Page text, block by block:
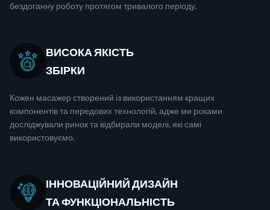
бездоганну роботу протягом тривалого періоду.
ВИСОКА ЯКІСТЬ
ЗБІРКИ
Кожен масажер створений із використанням кращих
компонентів та передових технологій, адже ми роками
досліджували ринок та відбирали моделі, які самі
використовуємо.
ІННОВАЦІЙНИЙ ДИЗАЙН
ТА ФУНКЦІОНАЛЬНІСТЬ